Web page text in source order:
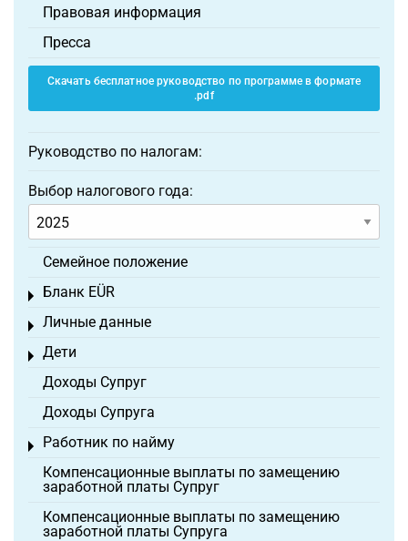
Правовая информация
Пресса
Скачать бесплатное руководство по программе в формате
.pdf
Руководство по налогам:
Выбор налогового года:
Семейное положение
Бланк EÜR
Toggle menu
Личные данные
Toggle menu
Дети
Toggle menu
Доходы Супруг
Доходы Супруга
Работник по найму
Toggle menu
Компенсационные выплаты по замещению
заработной платы Супруг
Компенсационные выплаты по замещению
заработной платы Супруга